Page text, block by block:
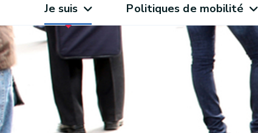
Je suis Politiques de mobilité